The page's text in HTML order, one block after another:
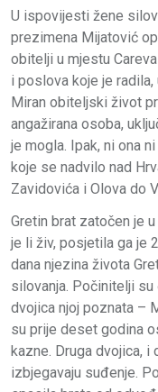
U ispovijesti žene
prezimena Mijatović
obitelji u mjestu
i poslova koje je
Miran obiteljski život
angažirana osoba,
je mogla. Ipak, ni ona
koje se nadvilo nad
Zavidovića i Olova do
Gretin brat zatočen je
je li živ, posjetila ga je
dana njezina života
silovanja. Počinitelji su
dvojica njoj poznata –
su prije deset godina
kazne. Druga dvojica, i
izbjegavaju suđenje.